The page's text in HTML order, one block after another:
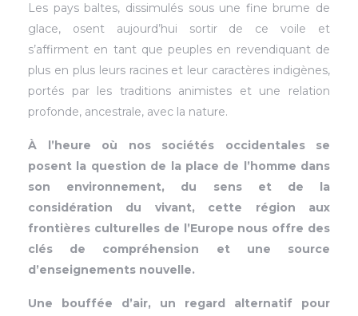
Les pays baltes, dissimulés sous une fine brume de
glace, osent aujourd’hui sortir de ce voile et
s’affirment en tant que peuples en revendiquant de
plus en plus leurs racines et leur caractères indigènes,
portés par les traditions animistes et une relation
profonde, ancestrale, avec la nature.
À l’heure où nos sociétés occidentales se
posent la question de la place de l’homme dans
son environnement, du sens et de la
considération du vivant, cette région aux
frontières culturelles de l’Europe nous offre des
clés de compréhension et une source
d’enseignements nouvelle.
Une bouffée d’air, un regard alternatif pour